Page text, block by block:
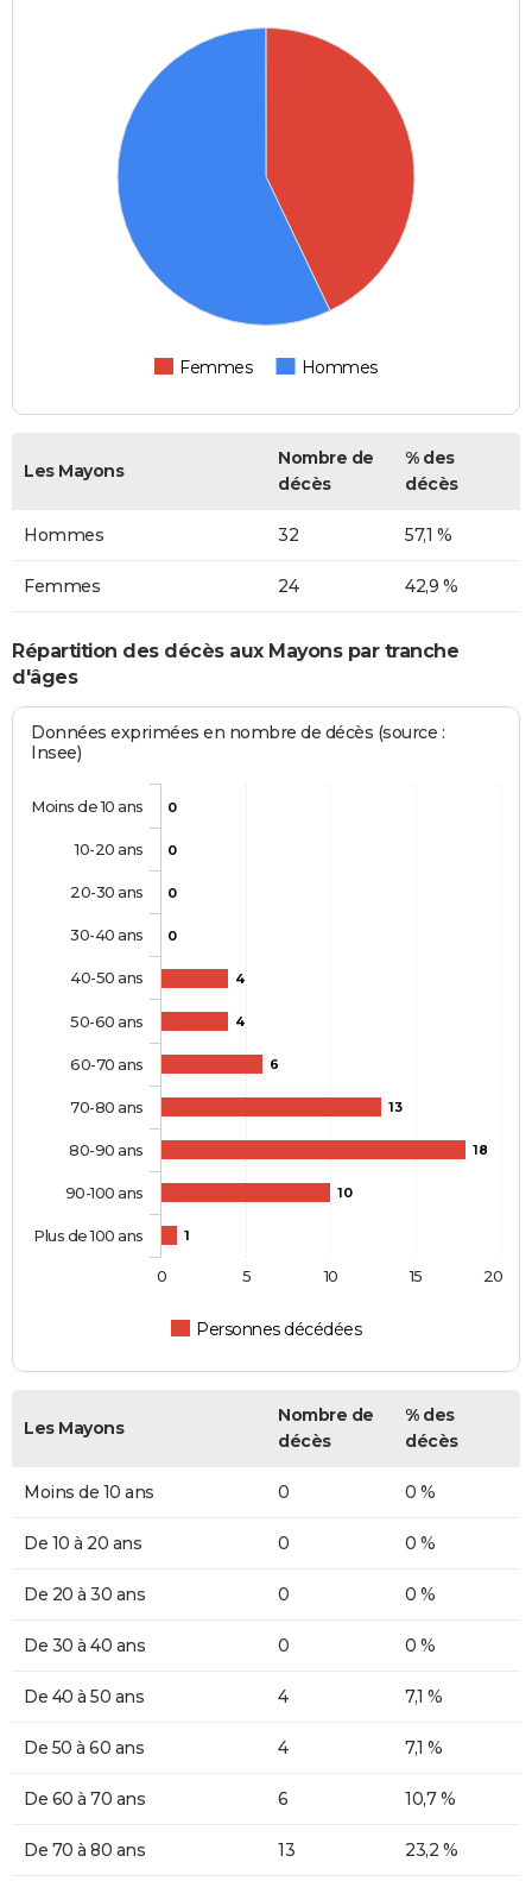
Femmes Hommes
Les Mayons
Nombre de
décès
% des
décès
Hommes 32 57,1 %
Femmes 24 42,9 %
Répartition des décès aux Mayons par tranche
d'âges
Données exprimées en nombre de décès (source :
Insee)
0
0
0
0
4
4
6
13
18
10
1
Personnes décédées
Moins de 10 ans
10-20 ans
20-30 ans
30-40 ans
40-50 ans
50-60 ans
60-70 ans
70-80 ans
80-90 ans
90-100 ans
Plus de 100 ans
0 5 10 15 20
Les Mayons
Nombre de
décès
% des
décès
Moins de 10 ans 0 0 %
De 10 à 20 ans 0 0 %
De 20 à 30 ans 0 0 %
De 30 à 40 ans 0 0 %
De 40 à 50 ans 4 7,1 %
De 50 à 60 ans 4 7,1 %
De 60 à 70 ans 6 10,7 %
De 70 à 80 ans 13 23,2 %